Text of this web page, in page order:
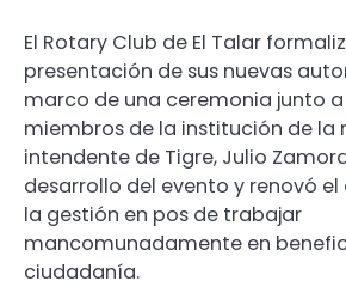
El Rotary Club de El Talar
presentación de sus nuevas
marco de una ceremonia junto a
miembros de la institución de la
intendente de Tigre, Julio
desarrollo del evento y renovó
la gestión en pos de trabajar
mancomunadamente en
ciudadanía.